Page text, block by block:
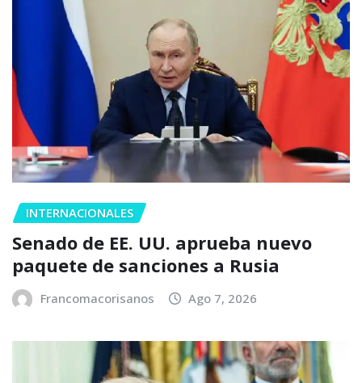
INTERNACIONALES
Senado de EE. UU. aprueba nuevo
paquete de sanciones a Rusia
Francomacorisanos Ago 7, 2026